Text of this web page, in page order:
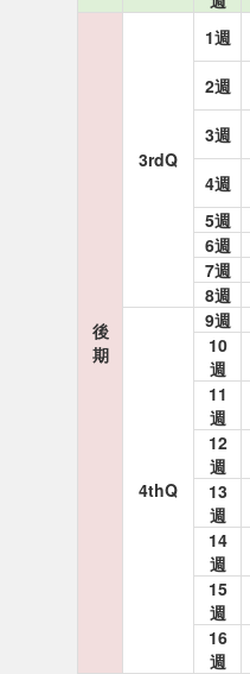
後
期
3rdQ
1週
2週
3週
4週
5週
6週
7週
8週
4thQ
9週
10
週
11
週
12
週
13
週
14
週
15
週
16
週